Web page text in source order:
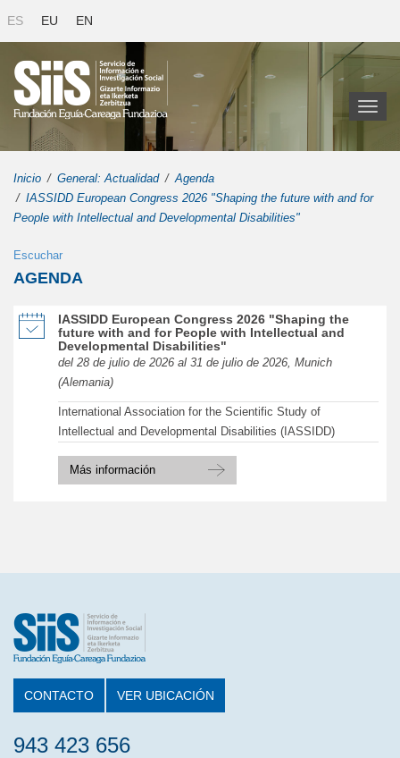
ES EU EN
Toggle
Inicio General: Actualidad
Agenda
IASSIDD European Congress 2026 "Shaping the future with and for
People with Intellectual and Developmental Disabilities"
Escuchar
AGENDA
IASSIDD European Congress 2026 "Shaping the
future with and for People with Intellectual and
Developmental Disabilities"
del 28 de julio de 2026 al 31 de julio de 2026, Munich
(Alemania)
International Association for the Scientific Study of
Intellectual and Developmental Disabilities (IASSIDD)
Más información
de IASSIDD European Congress 2026 "Shaping the future with
CONTACTO VER UBICACIÓN
943 423 656